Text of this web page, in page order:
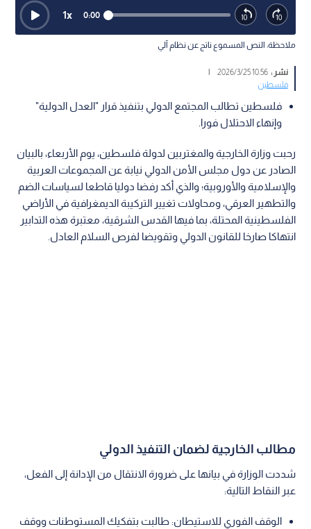
0:00
1x
ملاحظة: النص المسموع ناتج عن نظام آلي
نشر :10:56 2026/3/25
فلسطين
فلسطين تطالب المجتمع الدولي بتنفيذ قرار "العدل الدولية"
وإنهاء الاحتلال فورا.
رحبت وزارة الخارجية والمغتربين لدولة فلسطين، يوم الأربعاء، بالبيان
الصادر عن دول مجلس الأمن الدولي نيابة عن المجموعات العربية
والإسلامية والأوروبية؛ والذي أكد رفضا دوليا قاطعا لسياسات الضم
والتطهير العرقي، ومحاولات تغيير التركيبة الديمغرافية في الأراضي
الفلسطينية المحتلة، بما فيها القدس الشرقية، معتبرة هذه التدابير
انتهاكا صارخا للقانون الدولي وتقويضا لفرص السلام العادل.
مطالب الخارجية لضمان التنفيذ الدولي
شددت الوزارة في بيانها على ضرورة الانتقال من الإدانة إلى الفعل،
عبر النقاط التالية:
الوقف الفوري للاستيطان: طالبت بتفكيك المستوطنات ووقف